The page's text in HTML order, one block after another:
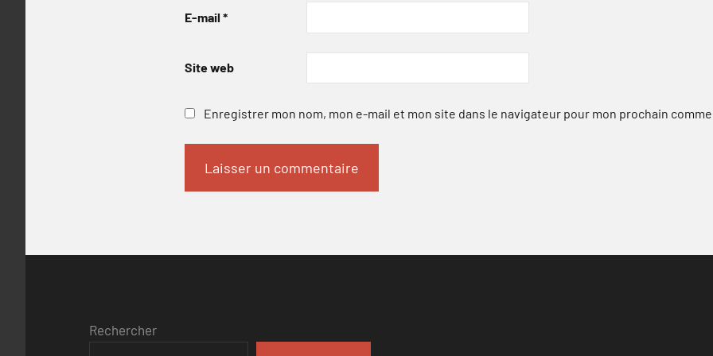
E-mail *
Site web
Enregistrer mon nom, mon e-mail et mon site dans le navigateur pour mon prochain
Rechercher